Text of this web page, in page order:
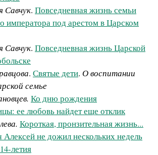
Савчук. Повседневная жизнь семьи
императора под арестом в Царском
Савчук. Повседневная жизнь Царской
. Святые дети. О воспитании
семье
Ко дню рождения
ее любовь найдет еще отклик
Короткая, пронзительная жизнь...
Алексей не дожил нескольких недель
летия